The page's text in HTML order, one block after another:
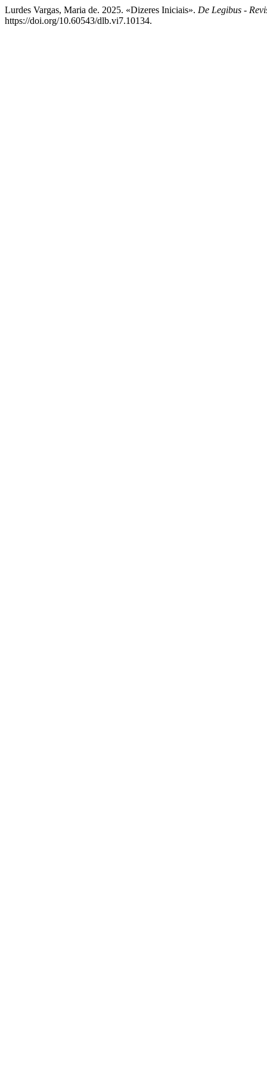
Lurdes Vargas, Maria de. 2025. «Dizeres Iniciais». De Legibus -
https://doi.org/10.60543/dlb.vi7.10134.